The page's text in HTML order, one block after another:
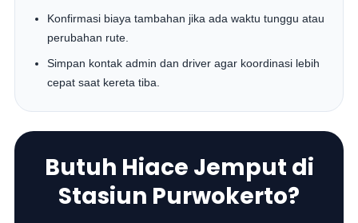
Konfirmasi biaya tambahan jika ada waktu tunggu atau
perubahan rute.
Simpan kontak admin dan driver agar koordinasi lebih
cepat saat kereta tiba.
Butuh Hiace Jemput di
Stasiun Purwokerto?